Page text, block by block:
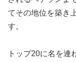
てその地位を築き
す。
トップ20に名を連